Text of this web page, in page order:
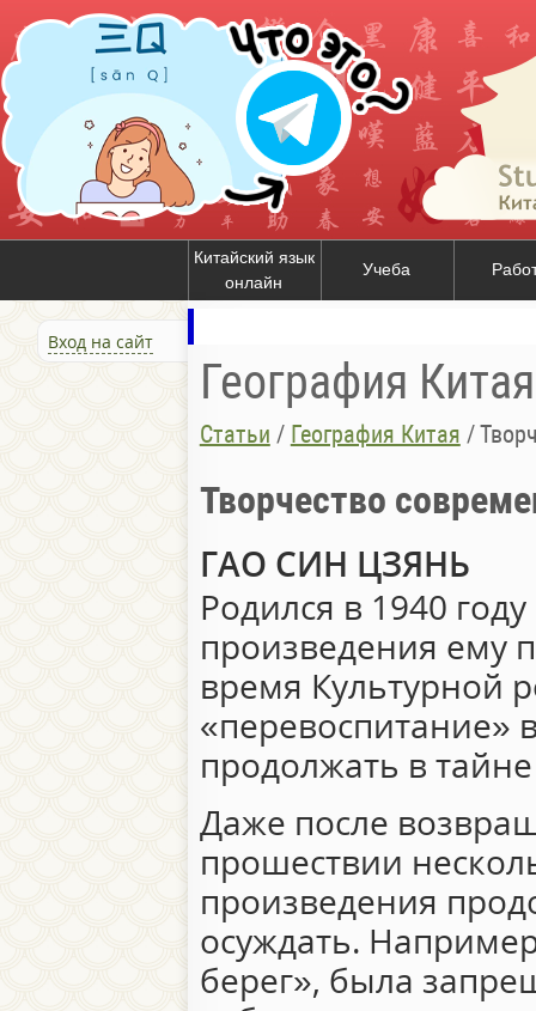
Китайский язык
онлайн
Учеба
Вход на сайт
География Китая
Статьи / География Китая /
Творчество
ГАО СИН ЦЗЯНЬ
Родился в 1940
произведения ему
время Культурной
«перевоспитание»
продолжать в
Даже после
прошествии
произведения
осуждать.
берег», была